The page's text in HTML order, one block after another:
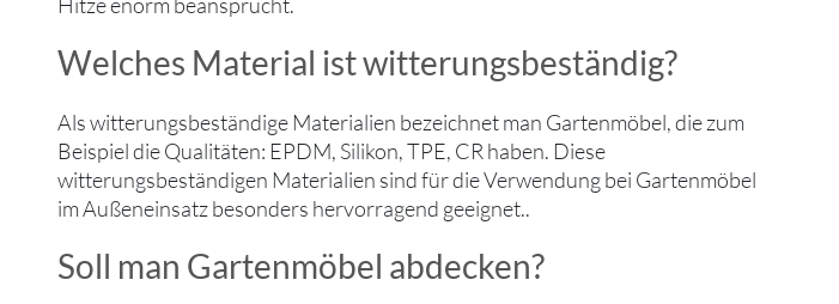
Welches Material ist witterungsbeständig?
Als witterungsbeständige Materialien bezeichnet man Gartenmöbel, die zum
Beispiel die Qualitäten: EPDM, Silikon, TPE, CR haben. Diese
witterungsbeständigen Materialien sind für die Verwendung bei Gartenmöbel
im Außeneinsatz besonders hervorragend geeignet..
Soll man Gartenmöbel abdecken?